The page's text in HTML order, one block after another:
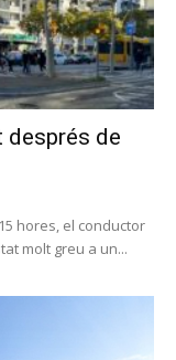
després de
hores, el conductor
molt greu a un...